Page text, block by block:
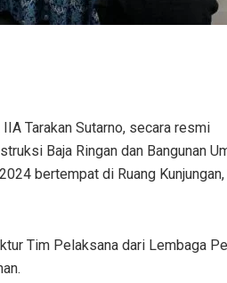
Tarakan Sutarno, secara resmi
Baja Ringan dan Bangunan
bertempat di Ruang Kunjungan,
Tim Pelaksana dari Lembaga